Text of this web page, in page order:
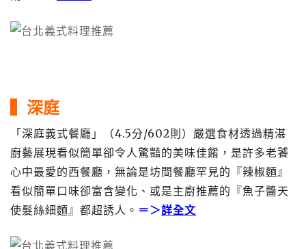
深庭
「深庭義式餐廳」（4.5分/602則）嚴選食材透過精湛
廚藝展現看似簡單卻令人驚豔的美味佳餚，是許多老饕
心中最愛的西餐廳，無論是坊間餐廳罕見的『辣椒麵』
看似簡單口味卻富含變化、或是主廚推薦的『魚子醬天
使髮絲細麵』都超誘人。 ＝＞詳全文